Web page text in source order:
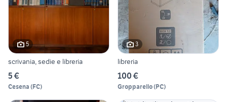
5
scrivania, sedie e libreria
5 €
Cesena (FC)
3
libreria
100 €
Gropparello(PC)